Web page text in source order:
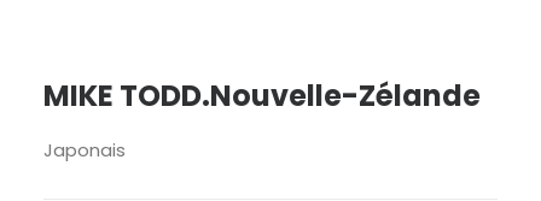
MIKE TODD.Nouvelle-Zélande
Japonais